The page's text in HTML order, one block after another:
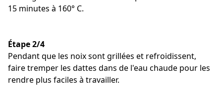
15 minutes à 160° C.
Étape 2/4
Pendant que les noix sont grillées et refroidissent,
faire tremper les dattes dans de l'eau chaude pour les
rendre plus faciles à travailler.